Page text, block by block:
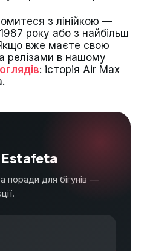
з лінійкою —
року або з найбільш
Якщо вже маєте свою
релізами в нашому
: історія Air Max
Estafeta
поради для бігунів —